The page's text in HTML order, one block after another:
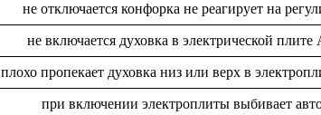
не отключается конфорка не реагирует на
не включается духовка в электрической плите
плохо пропекает духовка низ или верх в
при включении электроплиты выбивает